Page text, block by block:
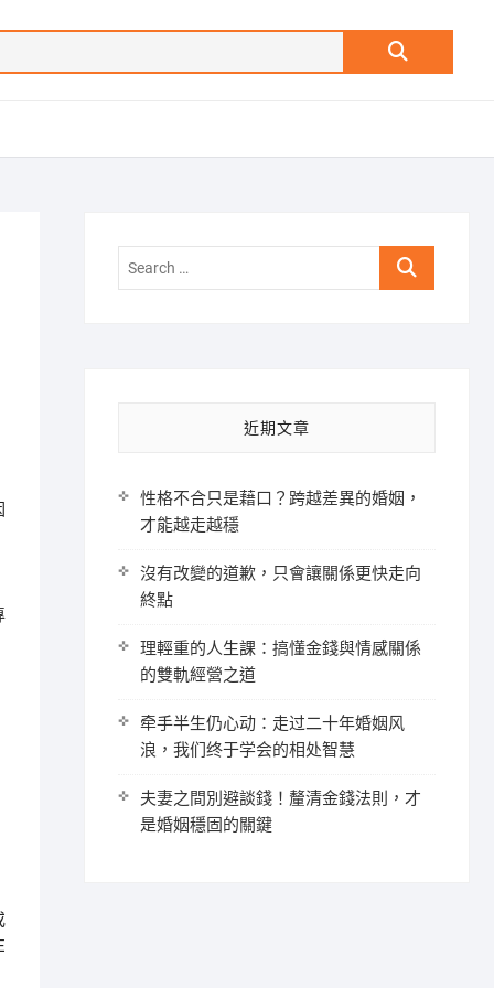
Search
Search
近期文章
性格不合只是藉口？跨越差異的婚姻，
才能越走越穩
沒有改變的道歉，只會讓關係更快走向
終點
理輕重的人生課：搞懂金錢與情感關係
的雙軌經營之道
牵手半生仍心动：走过二十年婚姻风
浪，我们终于学会的相处智慧
夫妻之間別避談錢！釐清金錢法則，才
是婚姻穩固的關鍵